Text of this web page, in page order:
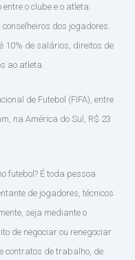
o clube e o atleta.
dos jogadores.
10% de salários, direitos de
ao atleta.
de Futebol (FIFA), entre
na América do Sul, R$ 23
futebol? É toda pessoa
de jogadores, técnicos
seja mediante o
de negociar ou renegociar
contratos de trabalho, de